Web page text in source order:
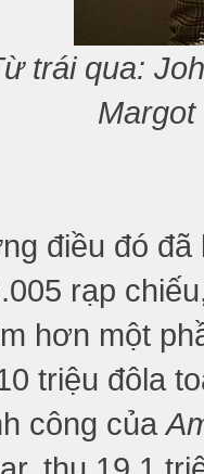
trái qua:
điều đó
rạp
hơn một
triệu đôla
công của